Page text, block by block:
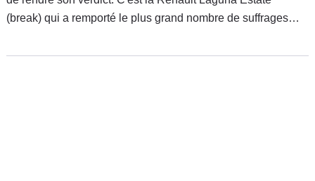
(break) qui a remporté le plus grand nombre de suffrages
(23,5%), la Mercedes